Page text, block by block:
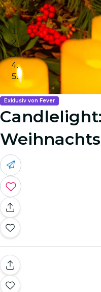
Exklusiv von Fever
Candlelight: